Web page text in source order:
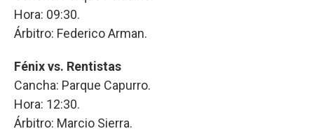
Hora: 09:30.
Árbitro: Federico Arman.
Fénix vs. Rentistas
Cancha: Parque Capurro.
Hora: 12:30.
Árbitro: Marcio Sierra.